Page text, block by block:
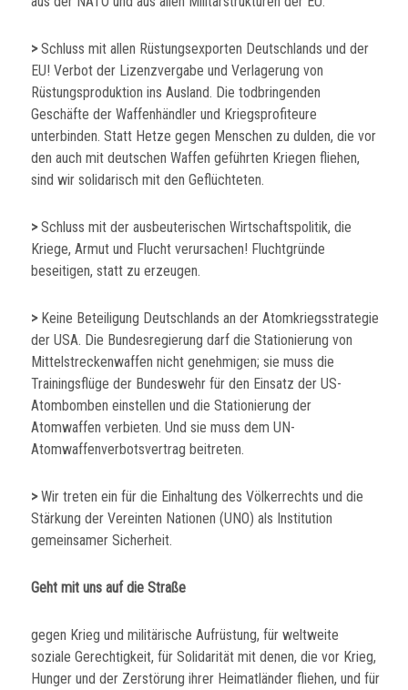
>Schluss mit allen Rüstungsexporten Deutschlands und der
EU! Verbot der Lizenzvergabe und Verlagerung von
Rüstungsproduktion ins Ausland. Die todbringenden
Geschäfte der Waffenhändler und Kriegsprofiteure
unterbinden. Statt Hetze gegen Menschen zu dulden, die vor
den auch mit deutschen Waffen geführten Kriegen fliehen,
sind wir solidarisch mit den Geflüchteten.
>Schluss mit der ausbeuterischen Wirtschaftspolitik, die
Kriege, Armut und Flucht verursachen! Fluchtgründe
beseitigen, statt zu erzeugen.
>Keine Beteiligung Deutschlands an der Atomkriegsstrategie
der USA. Die Bundesregierung darf die Stationierung von
Mittelstreckenwaffen nicht genehmigen; sie muss die
Trainingsflüge der Bundeswehr für den Einsatz der US-
Atombomben einstellen und die Stationierung der
Atomwaffen verbieten. Und sie muss dem UN-
Atomwaffenverbotsvertrag beitreten.
>Wir treten ein für die Einhaltung des Völkerrechts und die
Stärkung der Vereinten Nationen (UNO) als Institution
gemeinsamer Sicherheit.
Geht mit uns auf die Straße
gegen Krieg und militärische Aufrüstung, für weltweite
soziale Gerechtigkeit, für Solidarität mit denen, die vor Krieg,
Hunger und der Zerstörung ihrer Heimatländer fliehen, und für